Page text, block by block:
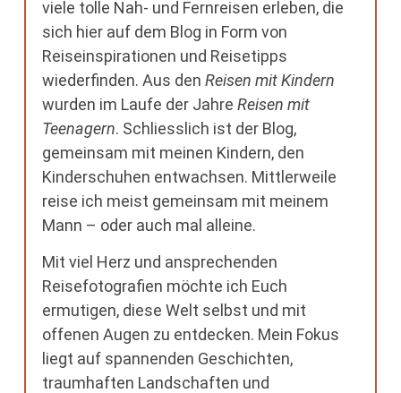
viele tolle Nah- und Fernreisen erleben, die
sich hier auf dem Blog in Form von
Reiseinspirationen und Reisetipps
wiederfinden. Aus den Reisen mit Kindern
wurden im Laufe der Jahre Reisen mit
Teenagern. Schliesslich ist der Blog,
gemeinsam mit meinen Kindern, den
Kinderschuhen entwachsen. Mittlerweile
reise ich meist gemeinsam mit meinem
Mann – oder auch mal alleine.
Mit viel Herz und ansprechenden
Reisefotografien möchte ich Euch
ermutigen, diese Welt selbst und mit
offenen Augen zu entdecken. Mein Fokus
liegt auf spannenden Geschichten,
traumhaften Landschaften und